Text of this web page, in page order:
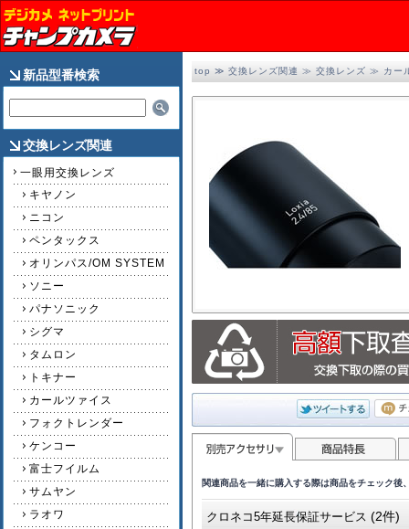
新品型番検索
交換レンズ関連
一眼用交換レンズ
キヤノン
ニコン
ペンタックス
オリンパス/OM SYSTEM
ソニー
パナソニック
シグマ
タムロン
トキナー
カールツァイス
フォクトレンダー
ケンコー
富士フイルム
サムヤン
ラオワ
top ≫ 交換レンズ関連 ≫ 交換レンズ ≫ カー
2/4
関連商品を一緒に購入する際は商品をチェック後
クロネコ5年延長保証サービス (2件)